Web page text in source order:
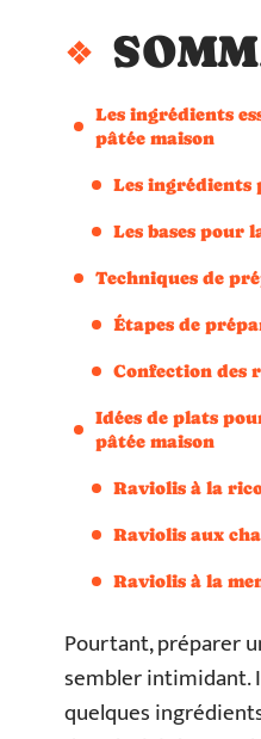
Les ingrédients
pâtée maison
Les ingrédients
Les bases pour
Techniques de
Étapes de
Confection des
Idées de plats
pâtée maison
Raviolis à la
Raviolis aux
Raviolis à la
Pourtant, préparer
sembler intimidant.
quelques